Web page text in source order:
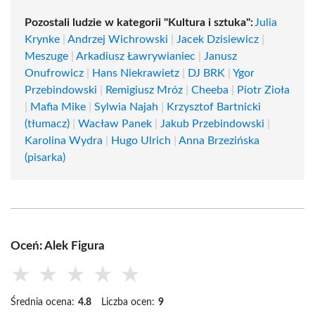
Pozostali ludzie w kategorii "Kultura i sztuka": Julia
Krynke
Andrzej Wichrowski Jacek Dzisiewicz
Meszuge
Arkadiusz Ławrywianiec
Janusz
Onufrowicz
Hans Niekrawietz DJ BRK
Ygor
Przebindowski
Remigiusz Mróz Cheeba
Piotr Zioła
Mafia Mike Sylwia Najah
Krzysztof Bartnicki
(tłumacz)
Wacław Panek Jakub Przebindowski
Karolina Wydra
Hugo Ulrich
Anna Brzezińska
(pisarka)
Oceń: Alek Figura
★ ★ ★ ★ ★
Średnia ocena: 4.8 Liczba ocen: 9